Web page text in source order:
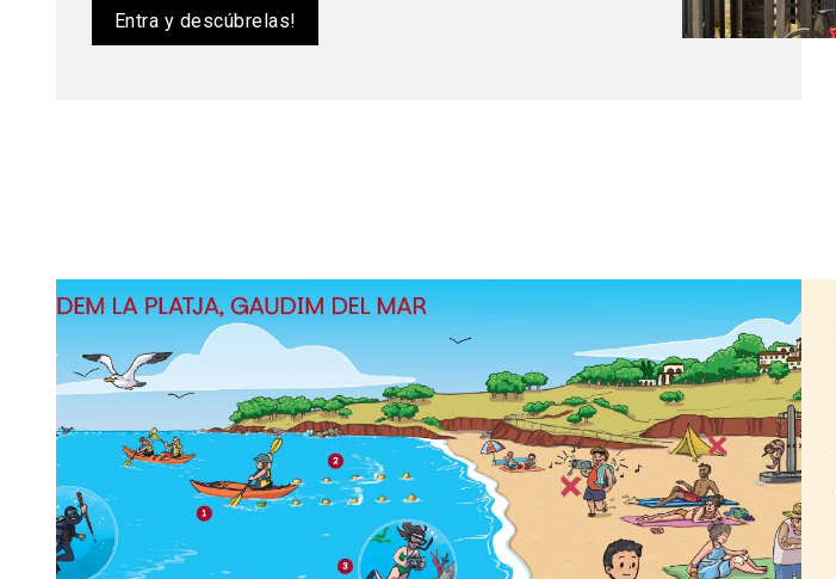
Entra y descúbrelas!
Imagen